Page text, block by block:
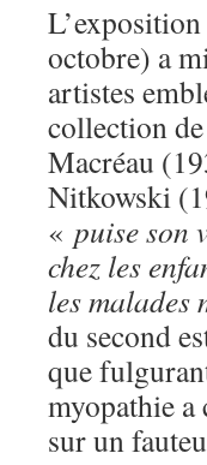
octobre) a
artistes
collection
Macréau
Nitkowski
« puise son
chez les
les malades
du second
que
myopathie
sur un